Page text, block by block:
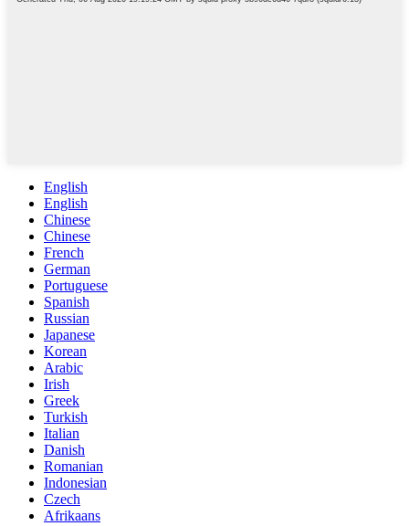
English
English
Chinese
Chinese
French
German
Portuguese
Spanish
Russian
Japanese
Korean
Arabic
Irish
Greek
Turkish
Italian
Danish
Romanian
Indonesian
Czech
Afrikaans